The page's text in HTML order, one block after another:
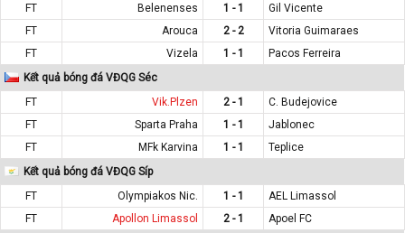
FT
Belenenses 1 - 1
Gil Vicente
FT
Arouca 2 - 2
Vitoria Guimaraes
FT
Vizela 1 - 1
Pacos Ferreira
Kết quả bóng đá VĐQG Séc
FT
Vik.Plzen 2 - 1
C. Budejovice
FT
Sparta Praha 1 - 1
Jablonec
FT
MFk Karvina 1 - 1
Teplice
Kết quả bóng đá VĐQG Síp
FT
Olympiakos Nic. 1 - 1
AEL Limassol
FT
Apollon Limassol 2 - 1
Apoel FC